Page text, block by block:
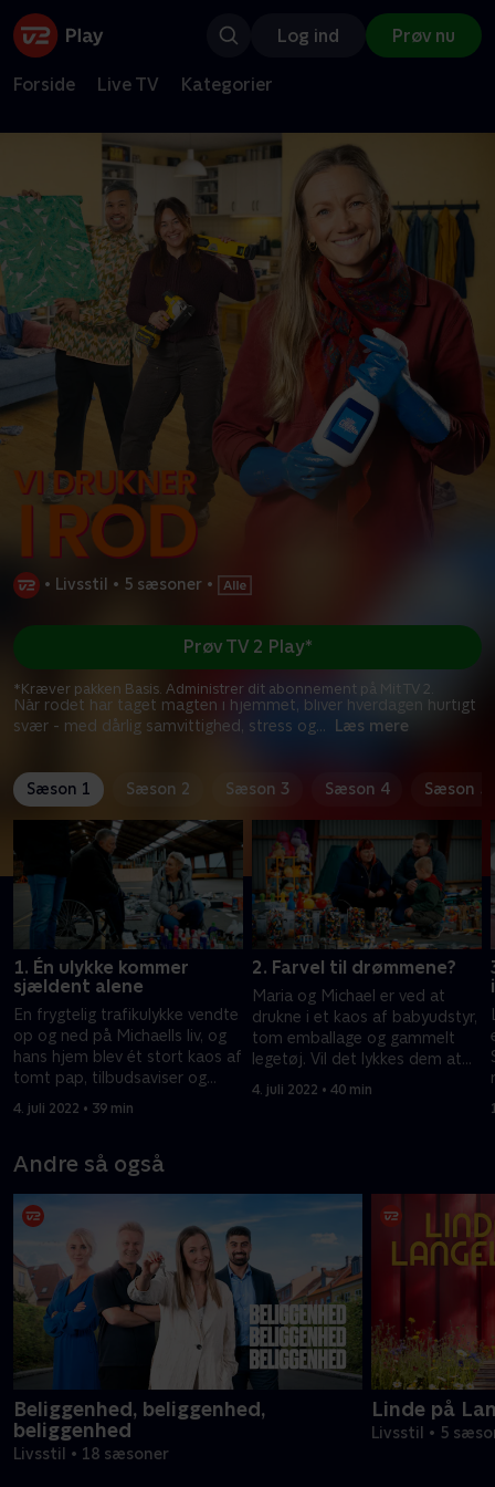
Log ind Prøv nu
Forside Live TV Kategorier
• Livsstil • 5 sæsoner •
Når rodet har taget magten i hjemmet, bliver hverdagen hurtigt
svær - med dårlig samvittighed, stress og... Læs mere
Prøv TV 2 Play*
*Kræver pakken Basis. Administrer dit abonnement på Mit TV 2.
Sæson 1 Sæson 2 Sæson 3 Sæson 4 Sæson 5
1. Én ulykke kommer
sjældent alene
En frygtelig trafikulykke vendte
op og ned på Michaells liv, og
hans hjem blev ét stort kaos af
tomt pap, tilbudsaviser og
hjælpe?
4. juli 2022 • 39 min
2. Farvel til drømmene?
Maria og Michael er ved at
drukne i et kaos af babyudstyr,
tom emballage og gammelt
legetøj. Vil det lykkes dem at
ting?
4. juli 2022 • 40 min
Andre så også
Beliggenhed, beliggenhed,
beliggenhed
Livsstil • 18 sæsoner
Linde på
Livsstil • 5